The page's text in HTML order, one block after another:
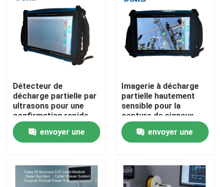
À la maison
Vidéos
Détecteur de
décharge partielle par
ultrasons pour une
confirmation rapide
des résultats du
champ envoyer une
Imagerie à décharge
partielle hautement
sensible pour la
capture de signaux
faibles
envoyer une